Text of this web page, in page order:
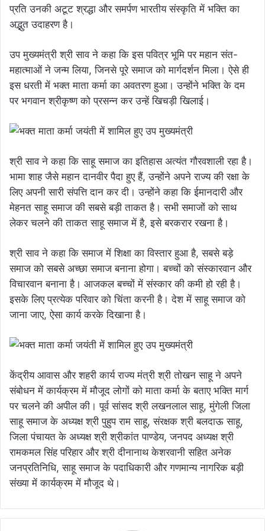
प्रति उनकी अटूट श्रद्धा और समर्पण भारतीय संस्कृति में भक्ति का
अद्भुत उदाहरण है।
उप मुख्यमंत्री श्री साव ने कहा कि इस पवित्र भूमि पर महान संत-
महात्माओं ने जन्म लिया, जिनसे पूरे समाज को मार्गदर्शन मिला। ऐसे ही
इस धरती में भक्त माता कर्मा का अवतरण हुआ। उन्होंने भक्ति के दम
पर भगवान श्रीकृष्ण को प्रसन्न कर उन्हें खिचड़ी खिलाई।
श्री साव ने कहा कि साहू समाज का इतिहास अत्यंत गौरवशाली रहा है।
भामा शाह जैसे महान दानवीर पैदा हुए हैं, उन्होंने अपने राज्य की रक्षा के
लिए अपनी सारी संपत्ति दान कर दी। उन्होंने कहा कि ईमानदारी और
मेहनत साहू समाज की सबसे बड़ी ताकत है। सभी समाजों को साथ
लेकर चलने की ताकत साहू समाज में है, इसे बरकरार रखना है।
श्री साव ने कहा कि समाज में शिक्षा का विस्तार हुआ है, सबसे बड़े
समाज को सबसे अच्छा समाज बनाना होगा। बच्चों को संस्कारवान और
विचारवान बनाना है। आजकल बच्चों में संस्कार की कमी हो रही है।
इसके लिए प्रत्येक परिवार को चिंता करनी है। देश में साहू समाज को
जाना जाए, ऐसा कार्य करके दिखाना है।
केंद्रीय आवास और शहरी कार्य राज्य मंत्री श्री तोखन साहू ने अपने
संबोधन में कार्यक्रम में मौजूद लोगों को माता कर्मा के बताए भक्ति मार्ग
पर चलने की अपील की। पूर्व सांसद श्री लखनलाल साहू, मुंगेली जिला
साहू समाज के अध्यक्ष श्री पुहुप राम साहू, संरक्षक श्री बलदाऊ साहू,
जिला पंचायत के अध्यक्ष श्री श्रीकांत पाण्डेय, जनपद अध्यक्ष श्री
रामकमल सिंह परिहार और श्री दीनानाथ केशरवानी सहित अनेक
जनप्रतिनिधि, साहू समाज के पदाधिकारी और गणमान्य नागरिक बड़ी
संख्या में कार्यक्रम में मौजूद थे।